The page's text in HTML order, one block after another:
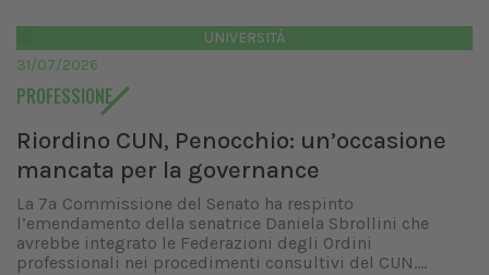
UNIVERSITÀ
31/07/2026
PROFESSIONE
Riordino CUN, Penocchio: un’occasione
mancata per la governance
La 7ª Commissione del Senato ha respinto
l’emendamento della senatrice Daniela Sbrollini che
avrebbe integrato le Federazioni degli Ordini
professionali nei procedimenti consultivi del CUN....